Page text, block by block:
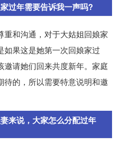
过年需要告诉我一声吗?
重和沟通，对于大姑姐回娘家
如果这是她第一次回娘家过
邀请她们回来共度新年。家庭
待的，所以需要特意说明和邀
来说，大家怎么分配过年